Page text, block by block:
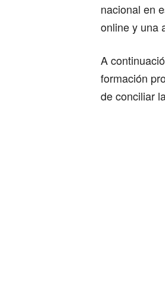
nacional en
online y una
A
formación
de conciliar